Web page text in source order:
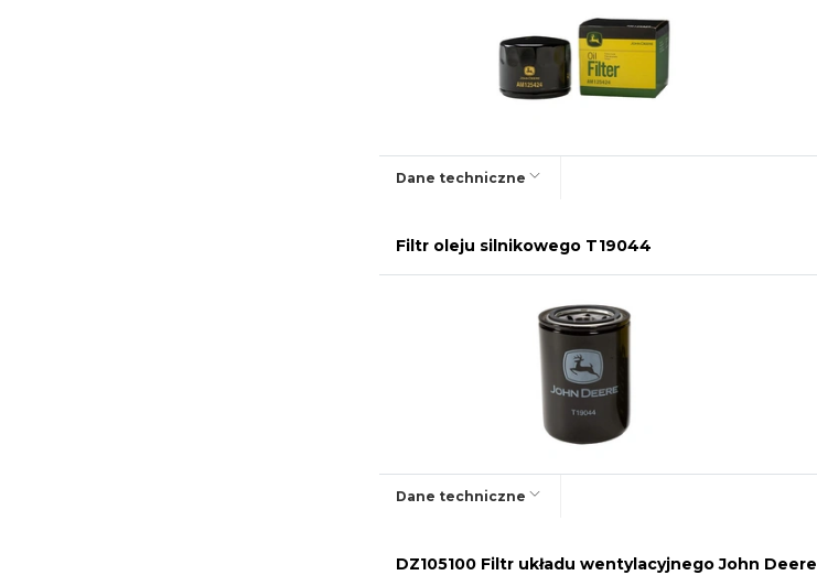
Dane techniczne
Filtr oleju silnikowego T19044
Dane techniczne
DZ105100 Filtr układu wentylacyjnego John Deere